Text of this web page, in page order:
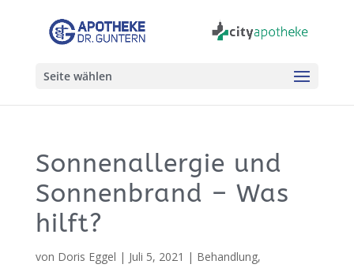
Seite wählen
Sonnenallergie und
Sonnenbrand – Was
hilft?
von Doris Eggel | Juli 5, 2021 | Behandlung,